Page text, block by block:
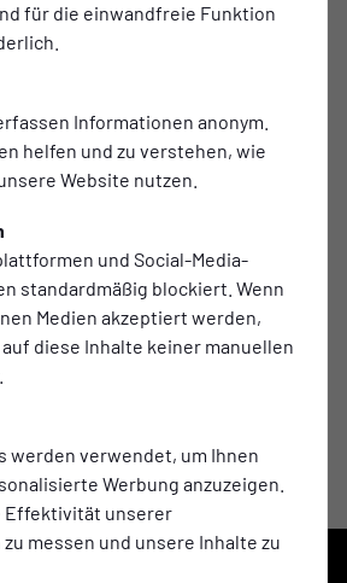
für die einwandfreie Funktion
Informationen anonym.
helfen und zu verstehen, wie
Website nutzen.
und Social-Media-
standardmäßig blockiert. Wenn
Medien akzeptiert werden,
diese Inhalte keiner manuellen
werden verwendet, um Ihnen
Werbung anzuzeigen.
Effektivität unserer
messen und unsere Inhalte zu